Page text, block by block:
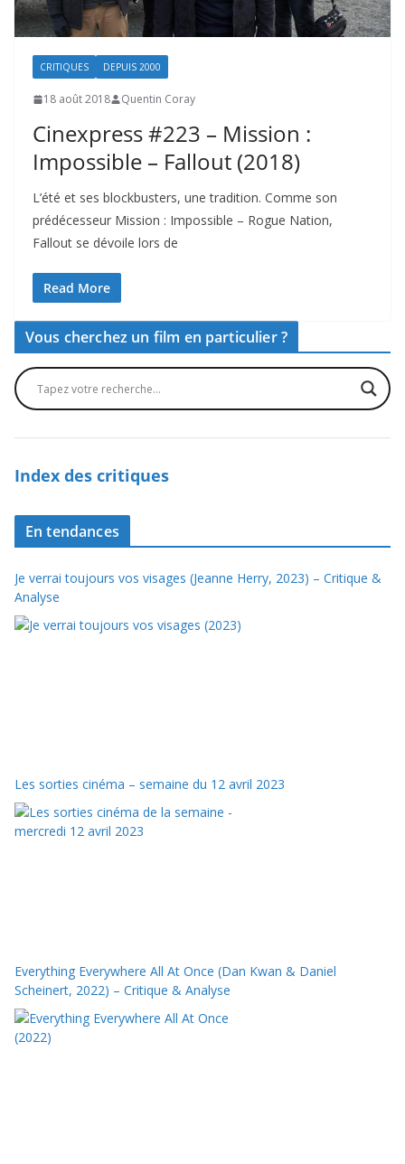
CRITIQUES DEPUIS 2000
18 août 2018 Quentin Coray
Cinexpress #223 – Mission :
Impossible – Fallout (2018)
L’été et ses blockbusters, une tradition. Comme son
prédécesseur Mission : Impossible – Rogue Nation,
Fallout se dévoile lors de
Read More
Vous cherchez un film en particulier ?
Index des critiques
En tendances
Je verrai toujours vos visages (Jeanne Herry, 2023) – Critique &
Analyse
Les sorties cinéma – semaine du 12 avril 2023
Everything Everywhere All At Once (Dan Kwan & Daniel
Scheinert, 2022) – Critique & Analyse